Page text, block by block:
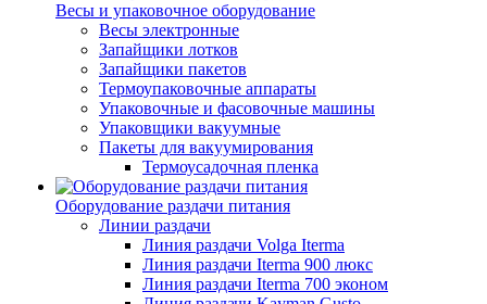
Весы и упаковочное оборудование
Весы электронные
Запайщики лотков
Запайщики пакетов
Термоупаковочные аппараты
Упаковочные и фасовочные машины
Упаковщики вакуумные
Пакеты для вакуумирования
Термоусадочная пленка
Оборудование раздачи питания
Линии раздачи
Линия раздачи Volga Iterma
Линия раздачи Iterma 900 люкс
Линия раздачи Iterma 700 эконом